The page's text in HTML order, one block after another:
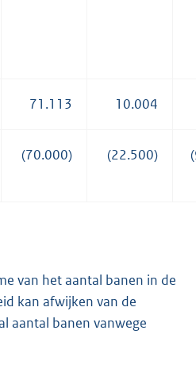
71.113 10.004
(70.000) (22.500)
van het aantal banen in de
kan afwijken van de
aantal banen vanwege